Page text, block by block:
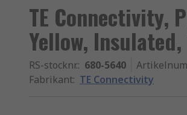
TE Connectivity,
Yellow, Insulated,
RS-stocknr.: 680-5640
Fabrikant: TE Connectivity